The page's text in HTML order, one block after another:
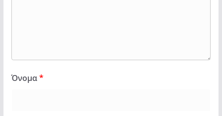
Όνομα*